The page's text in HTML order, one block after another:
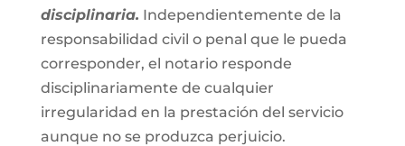
disciplinaria. Independientemente de la
responsabilidad civil o penal que le pueda
corresponder, el notario responde
disciplinariamente de cualquier
irregularidad en la prestación del servicio
aunque no se produzca perjuicio.